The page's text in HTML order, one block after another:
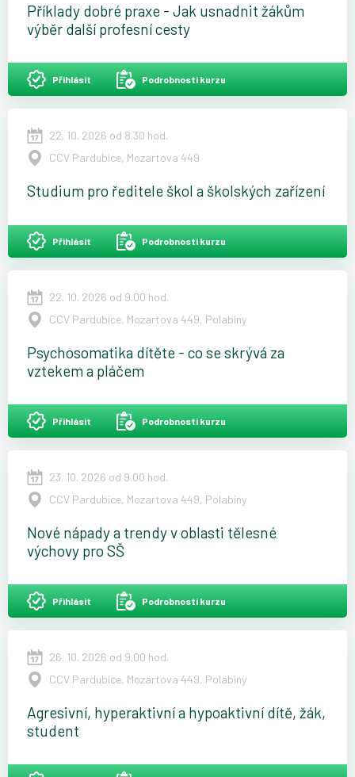
Příklady dobré praxe - Jak usnadnit žákům
výběr další profesní cesty
Přihlásit Podrobnosti kurzu
22. 10. 2026 od 8.30 hod.
CCV Pardubice, Mozartova 449
Studium pro ředitele škol a školských zařízení
Přihlásit Podrobnosti kurzu
22. 10. 2026 od 9.00 hod.
CCV Pardubice, Mozartova 449, Polabiny
Psychosomatika dítěte - co se skrývá za
vztekem a pláčem
Přihlásit Podrobnosti kurzu
23. 10. 2026 od 9.00 hod.
CCV Pardubice, Mozartova 449, Polabiny
Nové nápady a trendy v oblasti tělesné
výchovy pro SŠ
Přihlásit Podrobnosti kurzu
26. 10. 2026 od 9.00 hod.
CCV Pardubice, Mozartova 449, Polabiny
Agresivní, hyperaktivní a hypoaktivní dítě, žák,
student